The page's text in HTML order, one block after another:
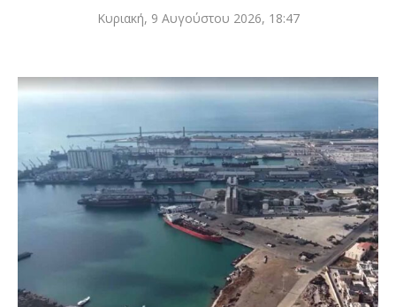
Κυριακή, 9 Αυγούστου 2026, 18:47